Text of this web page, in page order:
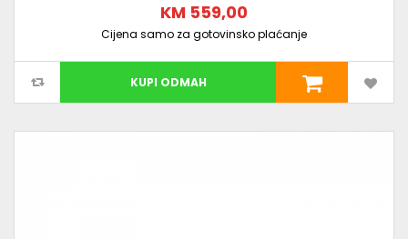
KM 559,00
Cijena samo za gotovinsko plaćanje
KUPI ODMAH